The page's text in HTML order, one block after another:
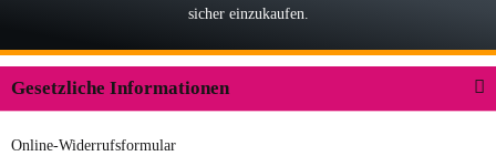
Der Koffer macht einen sehr soliden
sicher einzukaufen.
Gesetzliche Informationen
Online-Widerrufsformular